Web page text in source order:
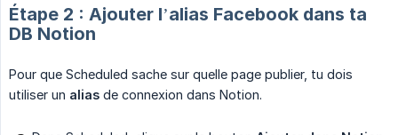
Étape 2 : Ajouter l’alias Facebook dans ta
DB Notion
Pour que Scheduled sache sur quelle page publier, tu dois
utiliser un alias de connexion dans Notion.